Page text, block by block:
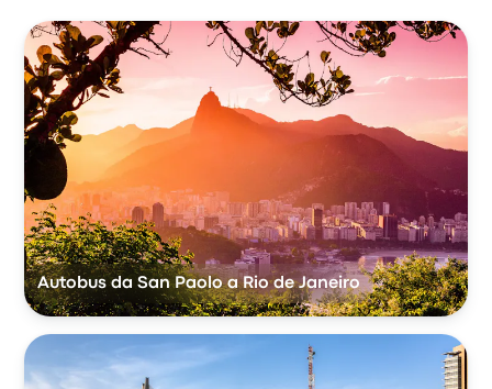
Autobus da San Paolo a Rio de Janeiro